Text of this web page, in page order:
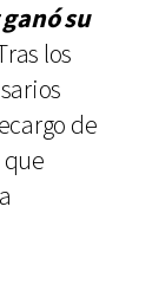
su
los
de